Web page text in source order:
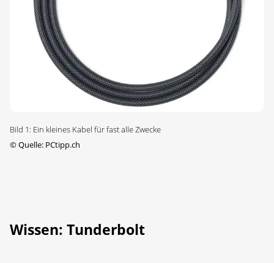
Bild 1: Ein kleines Kabel für fast alle Zwecke
©Quelle: PCtipp.ch
Wissen: Tunderbolt